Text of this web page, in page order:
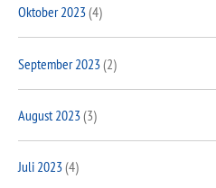
Oktober 2023(4)
September 2023(2)
August 2023(3)
Juli 2023(4)